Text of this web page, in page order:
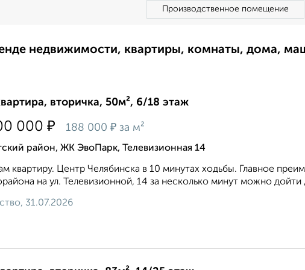
Производственное помещение
недвижимости, квартиры, комнаты, дома,
вторичка, 50м², 6/18 этаж
000 ₽ 188 000 ₽ за м²
район, ЖК ЭвоПарк, Телевизионная 14
квартиру. Центр Челябинска в 10 минутах ходьбы. Главное
на ул. Телевизионной, 14 за несколько минут можно
31.07.2026